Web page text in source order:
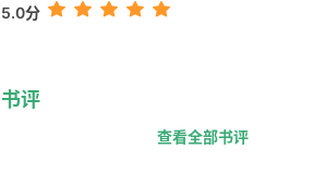
5.0分
书评
查看全部书评